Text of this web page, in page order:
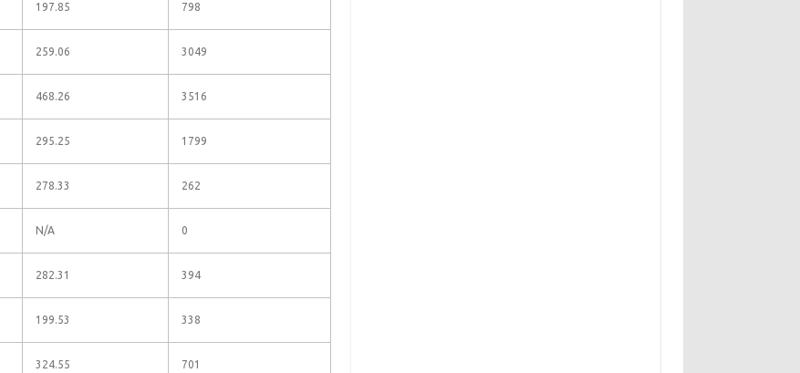
197.85 798
259.06 3049
468.26 3516
295.25 1799
278.33 262
N/A 0
282.31 394
199.53 338
324.55 701